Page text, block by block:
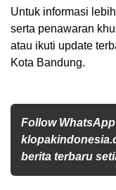
Untuk informasi
serta penawaran
atau ikuti update
Kota Bandung.
Follow
berita terbaru